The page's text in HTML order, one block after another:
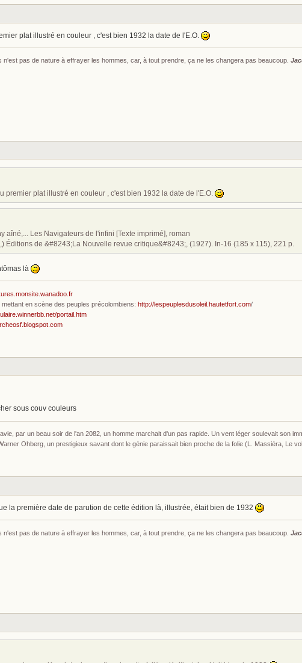
plat illustré en couleur , c'est bien 1932 la date de l'E.O.
n'est pas de nature à effrayer les hommes, car, à tout prendre, ça ne les changera pas beaucoup.
premier plat illustré en couleur , c'est bien 1932 la date de l'E.O.
aîné,... Les Navigateurs de l'infini [Texte imprimé], roman
Éditions de &#8243;La Nouvelle revue critique&#8243;, (1927). In-16 (185 x 115), 221 p.
là
en scène des peuples précolombiens: http://lespeuplesdusoleil.hautetfort.com/
portail.htm
sous couv couleurs
par un beau soir de l'an 2082, un homme marchait d'un pas rapide. Un vent léger soulevait son
Ohberg, un prestigieux savant dont le génie paraissait bien proche de la folie (L. Massiéra, Le
la première date de parution de cette édition là, illustrée, était bien de 1932
n'est pas de nature à effrayer les hommes, car, à tout prendre, ça ne les changera pas beaucoup.